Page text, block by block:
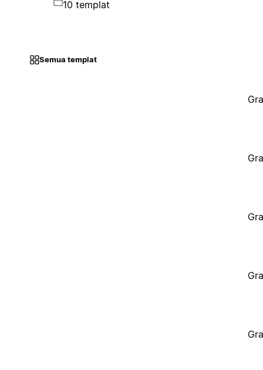
10 templat
Semua templat